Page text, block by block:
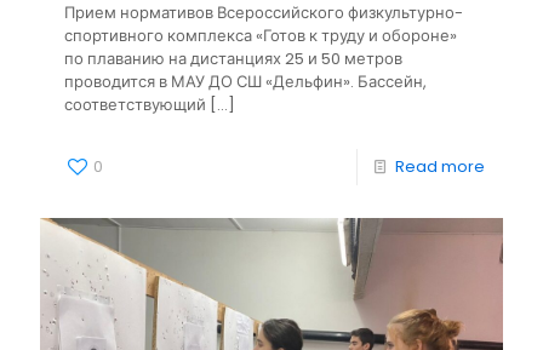
Прием нормативов Всероссийского физкультурно-
спортивного комплекса «Готов к труду и обороне»
по плаванию на дистанциях 25 и 50 метров
проводится в МАУ ДО СШ «Дельфин». Бассейн,
соответствующий […]
0 Read more